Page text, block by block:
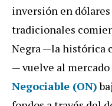
inversión en
tradicionales
Negra —la histórica
— vuelve al
Negociable (ON)